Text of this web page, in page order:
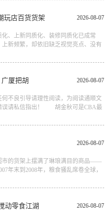
2026-08-07
玩店百货货架
上新同质化、装修同质化已成常
新频繁，却依旧缺乏视觉亮点、没有
2026-08-07
厦把胡
良引导请理性阅读，为阅读通顺文
误请私信指出！ 胡金秋可是CBA最
2026-08-07
货架上摆满了琳琅满目的商品――
年末到2008年，粮食骚乱席卷全球，
2026-08-07
动零食江湖